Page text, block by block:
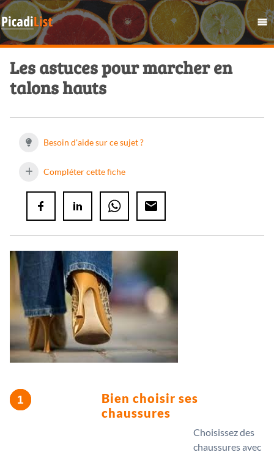
Les astuces pour marcher en
talons hauts
Besoin d'aide sur ce sujet ?
Compléter cette fiche
Bien choisir ses
chaussures
Choisissez des
chaussures avec